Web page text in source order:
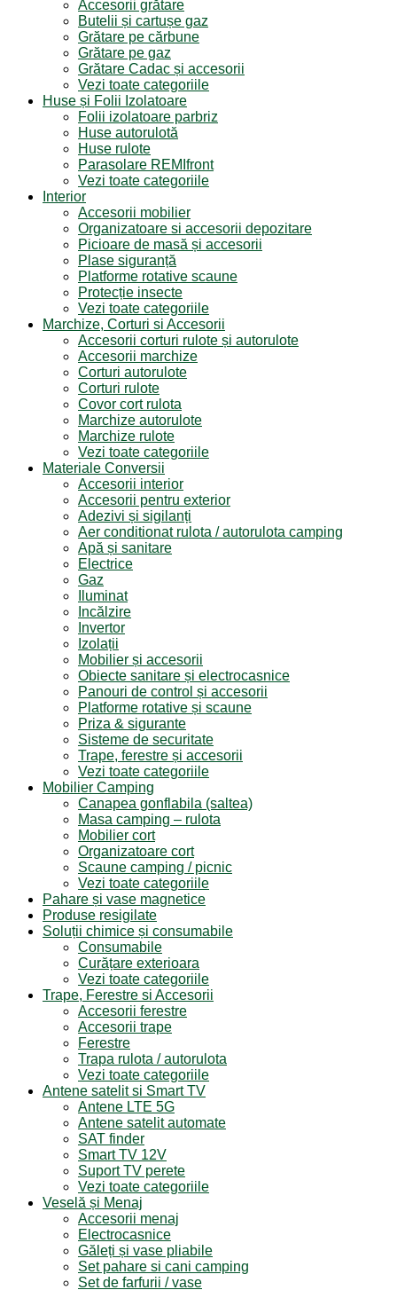
Accesorii grătare
Butelii și cartușe gaz
Grătare pe cărbune
Grătare pe gaz
Grătare Cadac și accesorii
Vezi toate categoriile
Huse și Folii Izolatoare
Folii izolatoare parbriz
Huse autorulotă
Huse rulote
Parasolare REMIfront
Vezi toate categoriile
Interior
Accesorii mobilier
Organizatoare si accesorii depozitare
Picioare de masă și accesorii
Plase siguranță
Platforme rotative scaune
Protecție insecte
Vezi toate categoriile
Marchize, Corturi si Accesorii
Accesorii corturi rulote și autorulote
Accesorii marchize
Corturi autorulote
Corturi rulote
Covor cort rulota
Marchize autorulote
Marchize rulote
Vezi toate categoriile
Materiale Conversii
Accesorii interior
Accesorii pentru exterior
Adezivi și sigilanți
Aer conditionat rulota / autorulota camping
Apă și sanitare
Electrice
Gaz
Iluminat
Incălzire
Invertor
Izolații
Mobilier și accesorii
Obiecte sanitare și electrocasnice
Panouri de control și accesorii
Platforme rotative și scaune
Priza & sigurante
Sisteme de securitate
Trape, ferestre și accesorii
Vezi toate categoriile
Mobilier Camping
Canapea gonflabila (saltea)
Masa camping – rulota
Mobilier cort
Organizatoare cort
Scaune camping / picnic
Vezi toate categoriile
Pahare și vase magnetice
Produse resigilate
Soluții chimice și consumabile
Consumabile
Curățare exterioara
Vezi toate categoriile
Trape, Ferestre si Accesorii
Accesorii ferestre
Accesorii trape
Ferestre
Trapa rulota / autorulota
Vezi toate categoriile
Antene satelit si Smart TV
Antene LTE 5G
Antene satelit automate
SAT finder
Smart TV 12V
Suport TV perete
Vezi toate categoriile
Veselă și Menaj
Accesorii menaj
Electrocasnice
Găleți și vase pliabile
Set pahare si cani camping
Set de farfurii / vase